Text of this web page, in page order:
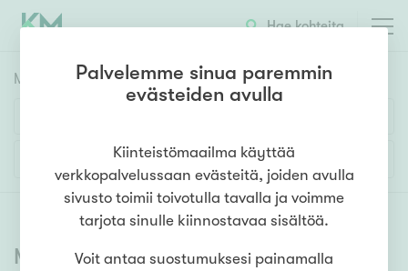
Hae kohteita
Myyntikohteet
1h 2h 3h 4h 5h+
Asuntotyyppi
Lisää hakuehtoja
Myytävät asunnot (6379)
Palvelemme sinua paremmin
evästeiden avulla
Kiinteistömaailma käyttää
verkkopalvelussaan evästeitä, joiden avulla
sivusto toimii toivotulla tavalla ja voimme
tarjota sinulle kiinnostavaa sisältöä.
Voit antaa suostumuksesi painamalla